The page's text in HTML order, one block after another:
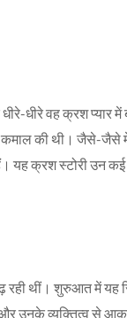
धीरे वह क्रश प्यार
की थी। जैसे-जैसे
यह क्रश स्टोरी उन
रही थीं। शुरुआत में यह
उनके व्यक्तित्व से